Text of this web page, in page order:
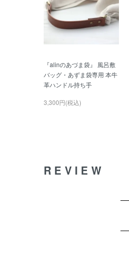
『alinのあづま袋』 風呂敷
バッグ・あずま袋専用 本牛
革ハンドル持ち手
3,300円(税込)
REVIEW